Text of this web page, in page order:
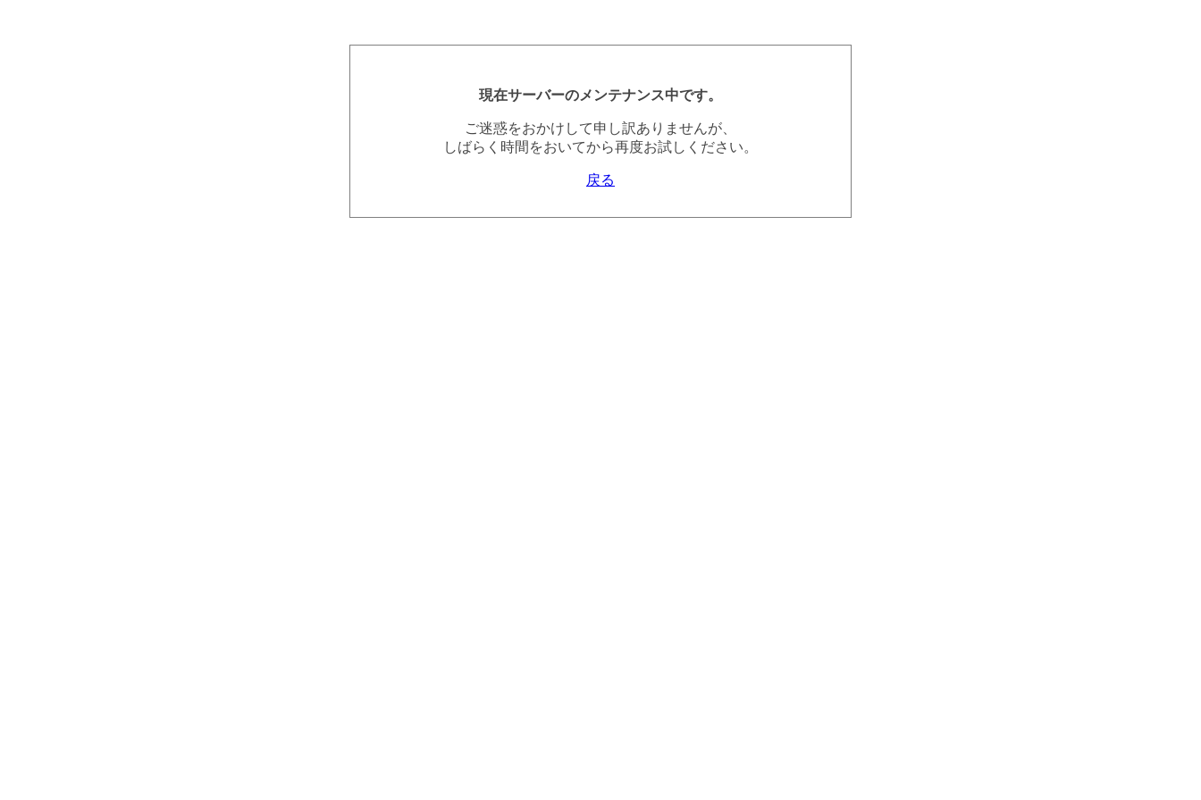
現在サーバーのメンテナンス中です。
ご迷惑をおかけして申し訳ありませんが、
しばらく時間をおいてから再度お試しください。
戻る